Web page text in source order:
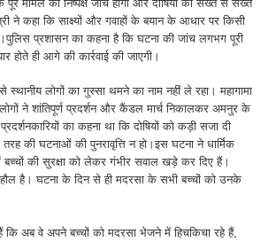
पूरे मामले की निष्पक्ष जांच होगी और दोषियों को सख्त से सख्त
ने कहा कि साक्ष्यों और गवाहों के बयान के आधार पर किसी
प्रशासन का कहना है कि घटना की जांच लगभग पूरी
होते ही आगे की कार्रवाई की जाएगी।
लोगों का गुस्सा थमने का नाम नहीं ले रहा। महागामा
ने शांतिपूर्ण प्रदर्शन और कैंडल मार्च निकालकर अमनुर के
का कहना था कि दोषियों को कड़ी सजा दी
की घटनाओं की पुनरावृत्ति न हो।इस घटना ने धार्मिक
की सुरक्षा को लेकर गंभीर सवाल खड़े कर दिए हैं।
है। घटना के दिन से ही मदरसा के सभी बच्चों को उनके
अब वे अपने बच्चों को मदरसा भेजने में हिचकिचा रहे हैं,